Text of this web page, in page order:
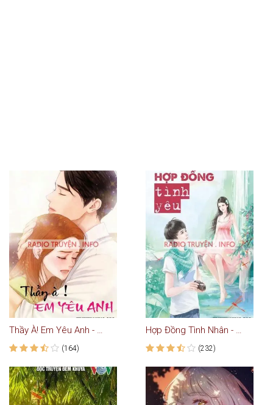
Thầy À! Em Yêu Anh - Truyện Ngôn Tình
(164)
Hợp Đồng Tình Nhân - Truyện Ngôn Tình
(232)